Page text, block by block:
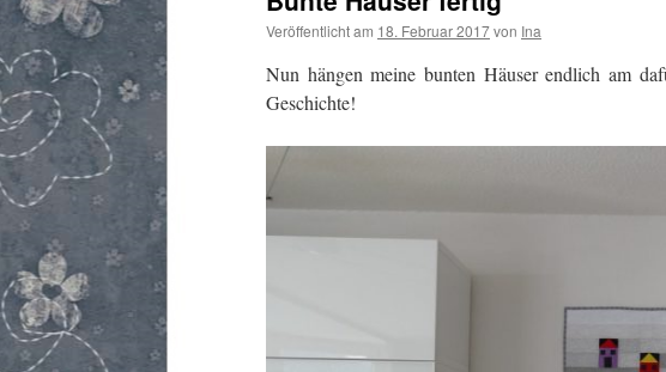
Veröffentlicht am 18. Februar 2017von Ina
Nun hängen meine bunten Häuser endlich am
Geschichte!